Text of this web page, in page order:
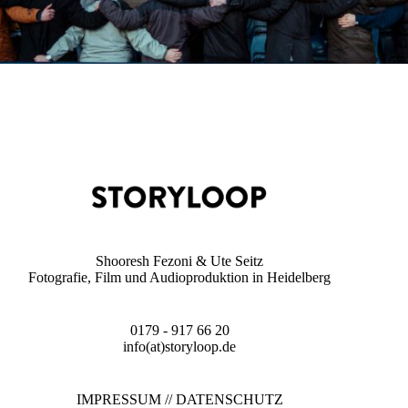
Shooresh Fezoni & Ute Seitz
Fotografie, Film und Audioproduktion in Heidelberg
0179 - 917 66 20
info(at)storyloop.de
IMPRESSUM//DATENSCHUTZ